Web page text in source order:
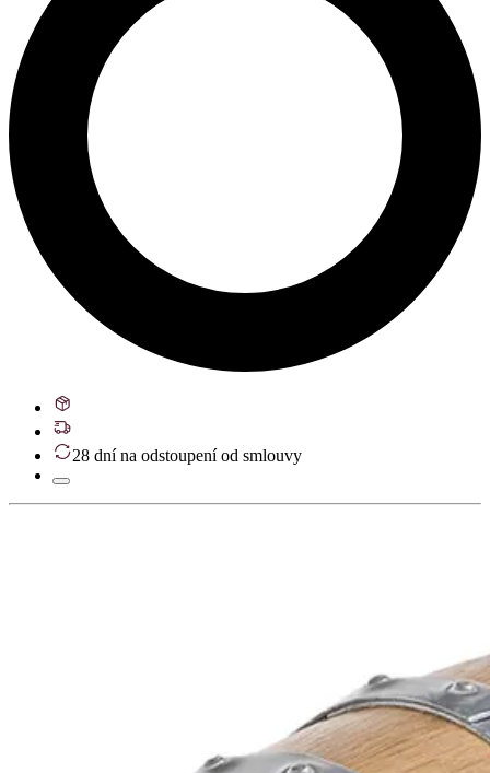
28 dní na odstoupení od smlouvy